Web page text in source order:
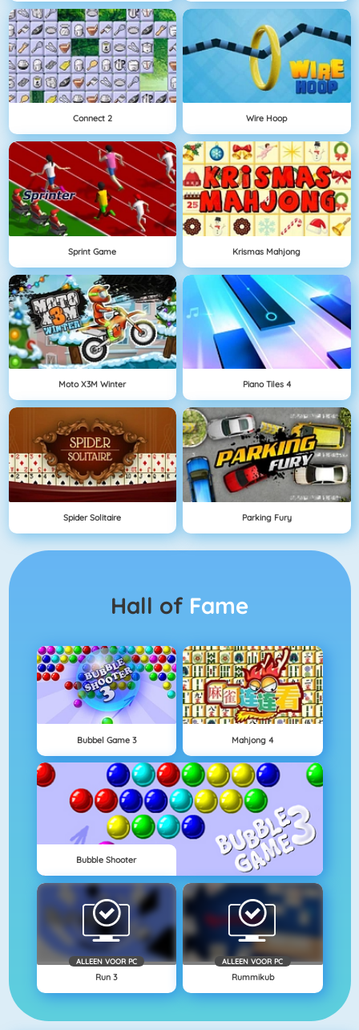
Connect 2 Wire Hoop
Sprint Game Krismas Mahjong
Moto X3M Winter Piano Tiles 4
Spider Solitaire Parking Fury
Hall of Fame
Bubbel Game 3 Mahjong 4
Bubble Shooter
ALLEEN VOOR PC
Run 3
ALLEEN VOOR PC
Rummikub